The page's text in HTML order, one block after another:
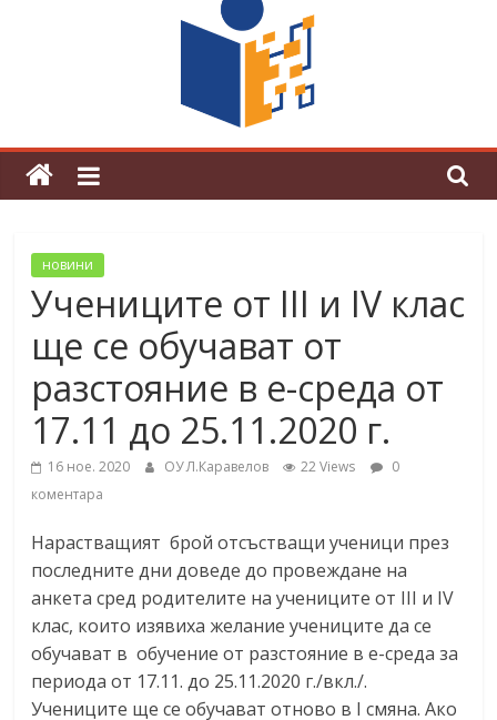
Магията на Андерсен оживя в ОУ
„Любен Каравелов“
новини
Учениците от III и IV клас
ще се обучават от
разстояние в е-среда от
17.11 до 25.11.2020 г.
16 ное. 2020 ОУ Л.Каравелов 22 Views
0
коментара
Нарастващият брой отсъстващи ученици през
последните дни доведе до провеждане на
анкета сред родителите на учениците от III и IV
клас, които изявиха желание учениците да се
обучават в обучение от разстояние в е-среда за
периода от 17.11. до 25.11.2020 г./вкл./.
Учениците ще се обучават отново в I смяна. Ако